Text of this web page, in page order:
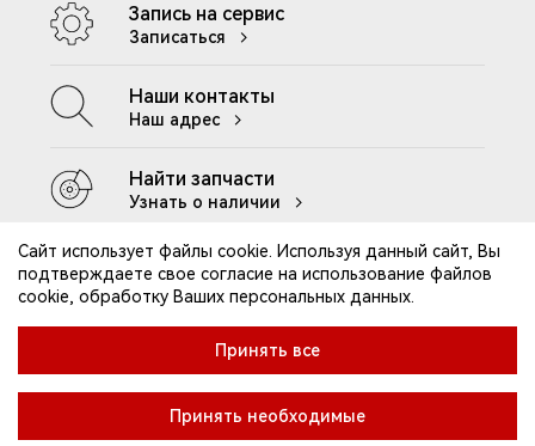
Запись на сервис
Записаться
Наши контакты
Наш адрес
Найти запчасти
Узнать о наличии
Контакты
Клиентская поддержка
Правила посещения ДЦ
Реквизиты компании
Политика конфиденциальности
Сайт использует файлы cookie. Используя данный сайт, Вы
подтверждаете свое согласие на использование файлов
cookie, обработку Ваших персональных данных.
Принять все
Принять необходимые